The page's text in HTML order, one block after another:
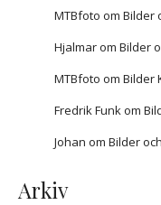
MTBfoto om Bilder
Hjalmarom Bilder
MTBfoto om Bilder
Fredrik Funkom
Johan om Bilder
Arkiv